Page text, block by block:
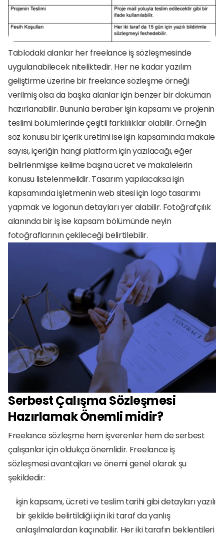
Tablodaki alanlar her freelance iş sözleşmesinde
uygulanabilecek niteliktedir. Her ne kadar yazılım
geliştirme üzerine bir freelance sözleşme örneği
verilmiş olsa da başka alanlar için benzer bir doküman
hazırlanabilir. Bununla beraber işin kapsamı ve projenin
teslimi bölümlerinde çeşitli farklılıklar olabilir. Örneğin
söz konusu bir içerik üretimi ise işin kapsamında makale
sayısı, içeriğin hangi platform için yazılacağı, eğer
belirlenmişse kelime başına ücret ve makalelerin
konusu listelenmelidir. Tasarım yapılacaksa işin
kapsamında işletmenin web sitesi için logo tasarımı
yapmak ve logonun detayları yer alabilir. Fotoğrafçılık
alanında bir iş ise kapsam bölümünde neyin
fotoğraflarının çekileceği belirtilebilir.
Serbest Çalışma Sözleşmesi
Hazırlamak Önemli midir?
Freelance sözleşme hem işverenler hem de serbest
çalışanlar için oldukça önemlidir. Freelance iş
sözleşmesi avantajları ve önemi genel olarak şu
şekildedir:
İşin kapsamı, ücreti ve teslim tarihi gibi detayları yazılı
bir şekilde belirtildiği için iki taraf da yanlış
anlaşılmalardan kaçınabilir. Her iki tarafın beklentileri